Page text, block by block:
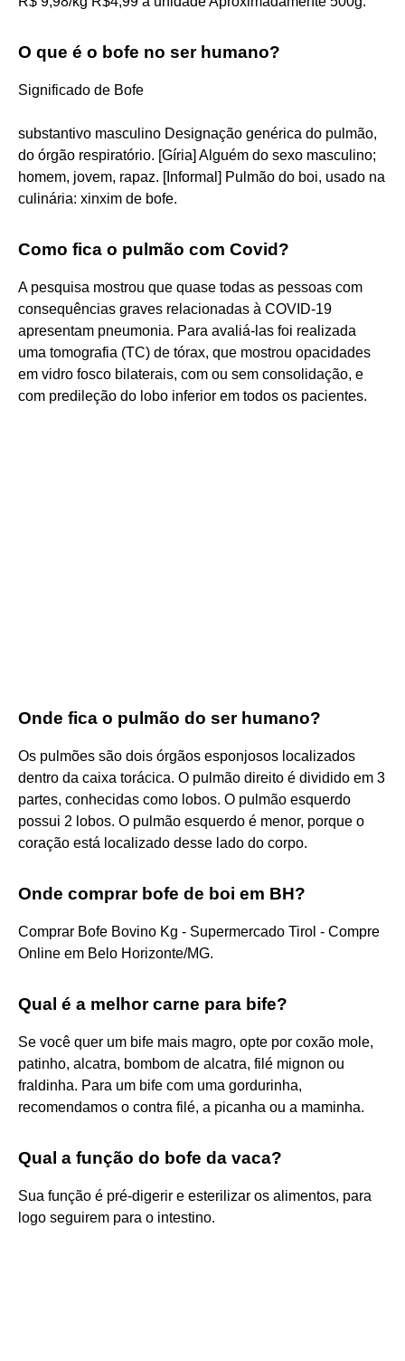
O que é o bofe no ser humano?
Significado de Bofe
substantivo masculino Designação genérica do pulmão,
do órgão respiratório. [Gíria] Alguém do sexo masculino;
homem, jovem, rapaz. [Informal] Pulmão do boi, usado na
culinária: xinxim de bofe.
Como fica o pulmão com Covid?
A pesquisa mostrou que quase todas as pessoas com
consequências graves relacionadas à COVID-19
apresentam pneumonia. Para avaliá-las foi realizada
uma tomografia (TC) de tórax, que mostrou opacidades
em vidro fosco bilaterais, com ou sem consolidação, e
com predileção do lobo inferior em todos os pacientes.
Onde fica o pulmão do ser humano?
Os pulmões são dois órgãos esponjosos localizados
dentro da caixa torácica. O pulmão direito é dividido em 3
partes, conhecidas como lobos. O pulmão esquerdo
possui 2 lobos. O pulmão esquerdo é menor, porque o
coração está localizado desse lado do corpo.
Onde comprar bofe de boi em BH?
Comprar Bofe Bovino Kg - Supermercado Tirol - Compre
Online em Belo Horizonte/MG.
Qual é a melhor carne para bife?
Se você quer um bife mais magro, opte por coxão mole,
patinho, alcatra, bombom de alcatra, filé mignon ou
fraldinha. Para um bife com uma gordurinha,
recomendamos o contra filé, a picanha ou a maminha.
Qual a função do bofe da vaca?
Sua função é pré-digerir e esterilizar os alimentos, para
logo seguirem para o intestino.